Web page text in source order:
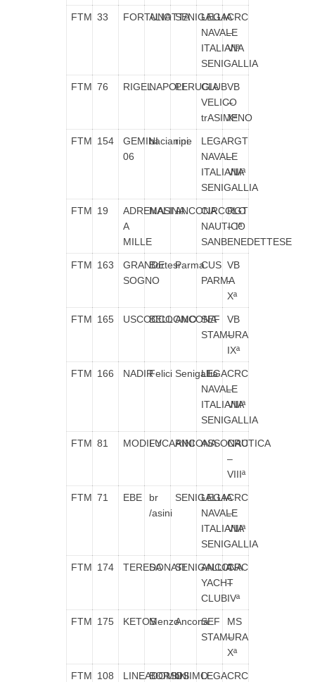
FTM 33 FORTUNAALIOTTASENIGALLIA
LEGA
NAVALE
ITALIANA
SENIGALLIA
CRC
–
VIª
FTM 76 RIGELNAPOLIPERUGIA
CLUB
VELICO
trASIMENO
VB
–
Xª
FTM 154
GEMINI
06
bacianini
ripe
LEGA
NAVALE
ITALIANA
SENIGALLIA
RGT
–
VIIIª
FTM 19
ADRENALINA
A
MILLE
MASIANCONACIRCOLO
NAUTICO
SANBENEDETTESE
RGT
– Iª
FTM 163
GRANDE
SOGNO
BortesiParmaCUS
PARMA
VB
–
Xª
FTM 165 USCOCCOBELLOMOANCONA
SEF
STAMURA
VB
–
IXª
FTM 166 NADIRFelici Senigallia
LEGA
NAVALE
ITALIANA
SENIGALLIA
CRC
–
VIIIª
FTM 81 MODIFYLUCARINIANCONAASSONAUTICA
CRC
–
VIIIª
FTM 71 EBE
br
/asini
SENIGALLIA
LEGA
NAVALE
ITALIANA
SENIGALLIA
CRC
–
VIIIª
FTM 174 TERESADONATISENIGALLIA
ANCONA
YACHT
CLUB
CRC
–
IVª
FTM 175 KETOSMenzoAnconaSEF
STAMURA
MS
–
Xª
FTM 108
LINEADOMbr
BORSINIOSIMOLEGACRC